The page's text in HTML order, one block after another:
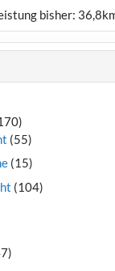
bisher:
(55)
(15)
(104)